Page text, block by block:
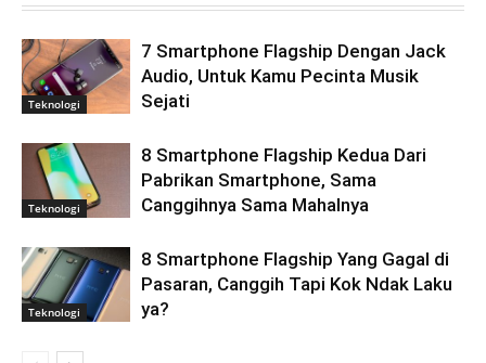
Teknologi
7 Smartphone Flagship Dengan Jack
Audio, Untuk Kamu Pecinta Musik
Sejati
Teknologi
8 Smartphone Flagship Kedua Dari
Pabrikan Smartphone, Sama
Canggihnya Sama Mahalnya
Teknologi
8 Smartphone Flagship Yang Gagal di
Pasaran, Canggih Tapi Kok Ndak Laku
ya?